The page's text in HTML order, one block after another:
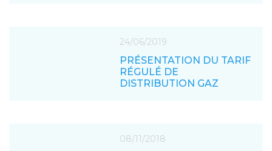
24/06/2019
PRÉSENTATION DU TARIF
RÉGULÉ DE
DISTRIBUTION GAZ
08/11/2018